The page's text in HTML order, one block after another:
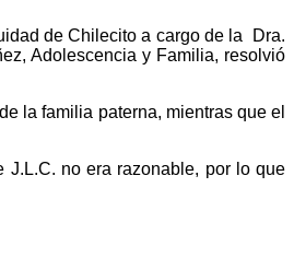
de Chilecito a cargo de la Dra.
Adolescencia y Familia, resolvió
la familia paterna, mientras que el
no era razonable, por lo que